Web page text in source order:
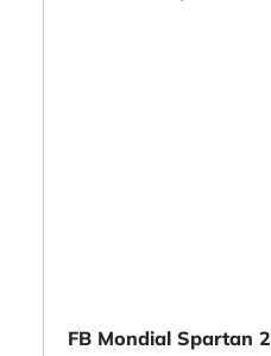
FB Mondial Spartan